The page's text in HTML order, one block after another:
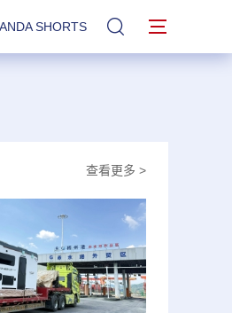
SHORTS 站內搜索
查看更多 >